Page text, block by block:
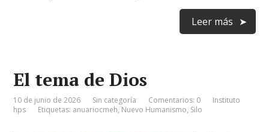
Leer más
El tema de Dios
10 de junio de 2026 Sin categoría Comentarios: 0
Instituto
hps
Etiquetas: anuariocmeh, Nuevo Humanismo, Silo